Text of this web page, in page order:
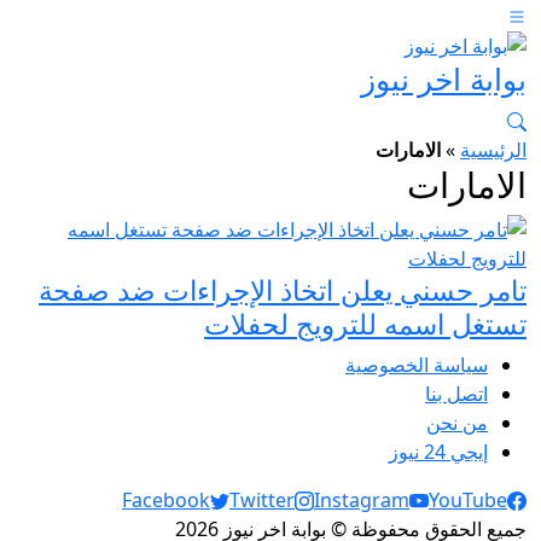
بوابة اخر نيوز
الرئيسية »الامارات
الامارات
تامر حسني يعلن اتخاذ الإجراءات ضد صفحة
تستغل اسمه للترويج لحفلات
سياسة الخصوصية
اتصل بنا
من نحن
إيجي 24 نيوز
Social Links
Facebook Twitter Instagram
YouTube
جميع الحقوق محفوظة © بوابة اخر نيوز 2026